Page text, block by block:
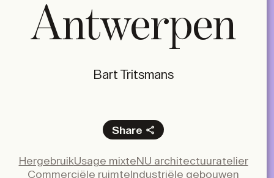
Antwerpen
Bart Tritsmans
Share
X
HergebruikUsage mixteNU architectuuratelier
Commerciële ruimteIndustriële gebouwen